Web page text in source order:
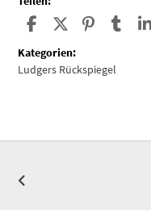
Kategorien:
Ludgers Rückspiegel